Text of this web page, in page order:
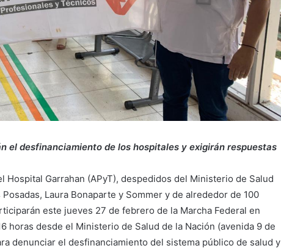
el desfinanciamiento de los hospitales y exigirán respuestas
Hospital Garrahan (APyT), despedidos del Ministerio de Salud
Laura Bonaparte y Sommer y de alrededor de 100
este jueves 27 de febrero de la Marcha Federal en
horas desde el Ministerio de Salud de la Nación (avenida 9 de
denunciar el desfinanciamiento del sistema público de salud y